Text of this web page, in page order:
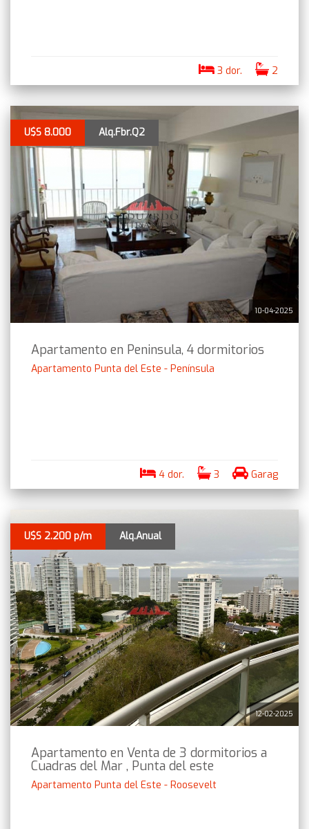
3 dor. 2
10-04-2025
U$S 8.000 Alq.Fbr.Q2
Apartamento en Peninsula, 4 dormitorios
Apartamento Punta del Este - Península
4 dor. 3 Garag
12-02-2025
U$S 2.200 p/m Alq.Anual
Apartamento en Venta de 3 dormitorios a
Cuadras del Mar , Punta del este
Apartamento Punta del Este - Roosevelt